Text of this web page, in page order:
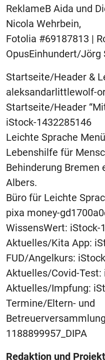
ReklameB Aida und
Nicola Wehrbein,
Fotolia #69187813 |
OpusEinhundert/Jörg
Startseite/Header &
aleksandarlittlewolf-
Startseite/Header
iStock-1432285146
Leichte Sprache
Lebenshilfe für
Behinderung Bremen
Albers.
Büro für Leichte
pixa money-
WissensWert: iStock-
Aktuelles/Kita App:
FUD/Angelkurs:
Aktuelles/Covid-Test:
Aktuelles/Impfung:
Termine/Eltern- und
1188899957_DIPA
Redaktion und